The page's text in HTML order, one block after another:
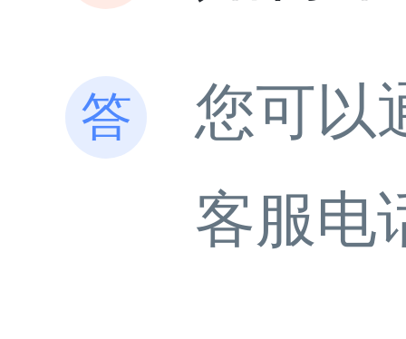
您可以
客服电